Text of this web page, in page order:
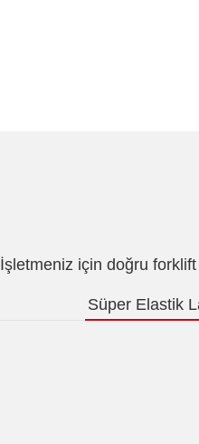
İşletmeniz için doğru
Süper Elastik